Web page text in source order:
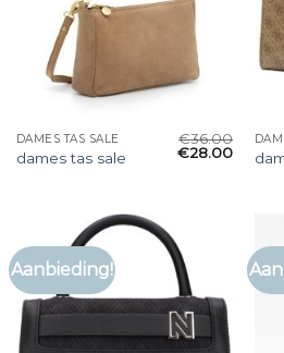
DAMES TAS SALE
dames tas sale
€36.00
€28.00
Aanbieding!